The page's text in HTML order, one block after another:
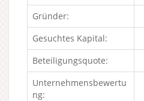
Gründer:
Gesuchtes Kapital:
Beteiligungsquote:
Unternehmensbewertu
ng: